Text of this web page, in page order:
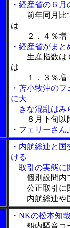
・経産省の６
前年同月比
は
２．４％増
・経産省がま
生産指数は
は
１．３％増
・苫小牧沖の
に大
きな混乱はみ
８月下旬以
・フェリーさ
・内航総連と
ける
取引の実態に
個別設問内
公正取引に
内航総連や国
・NKの松本知
船内騒音コ